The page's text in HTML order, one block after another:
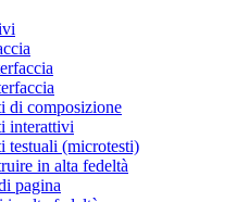
di composizione
interattivi
testuali (microtesti)
in alta fedeltà
pagina